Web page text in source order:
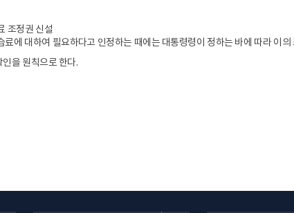
조정권 신설
료에 대하여 필요하다고 인정하는 때에는 대통령령이 정하는 바에 따라 이
을 원칙으로 한다.